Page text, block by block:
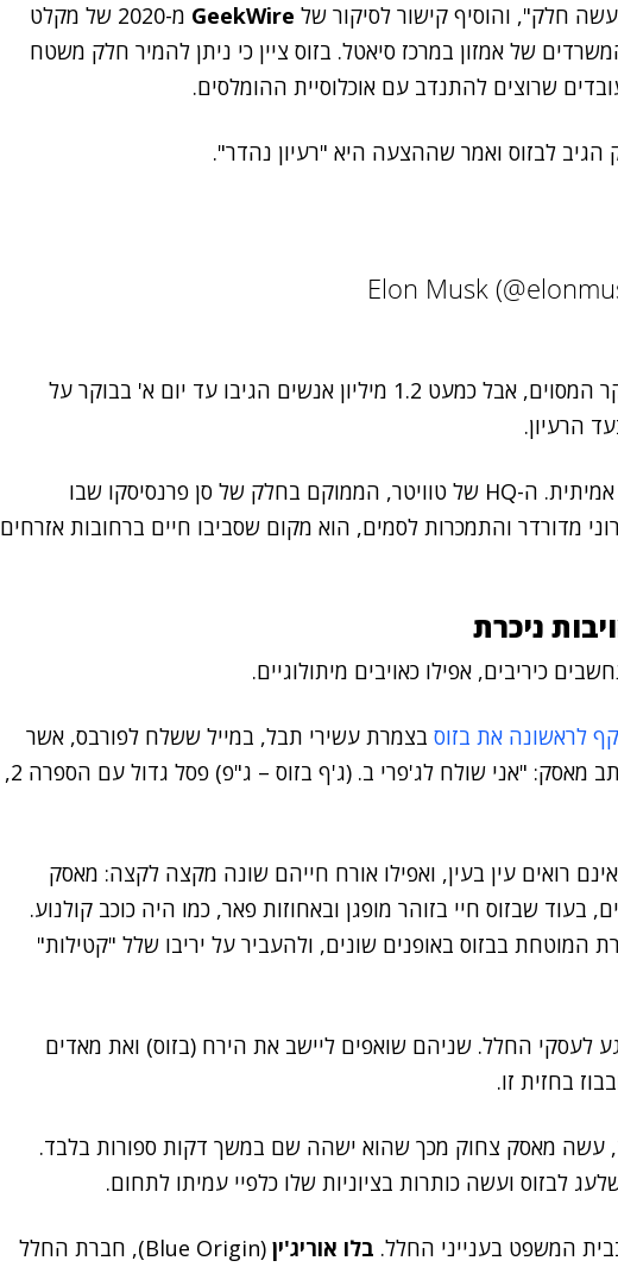
חלק", והוסיף קישור לסיקור של GeekWire
מ-2020 של מקלט
של אמזון במרכז סיאטל. בזוס ציין כי ניתן להמיר חלק משטח
שרוצים להתנדב עם אוכלוסיית ההומלסים.
הגיב לבזוס ואמר שההצעה היא "רעיון נהדר".
לא ברור אם מאסק היה רציני בסקר המסוים, אבל כמעט 1.2 מיליון אנשים הגיבו עד יום א' בבוקר על
בעיית ההומלסים באזור המטה – אמיתית. ה-HQ של ​​טוויטר, הממוקם בחלק של סן פרנסיסקו שבו
מדורדר והתמכרות לסמים, הוא מקום שסביבו חיים ברחובות אזרחים
ניכרת
כיריבים, אפילו כאויבים מיתולוגיים.
לראשונה את בזוס בצמרת עשירי תבל, במייל ששלח לפורבס, אשר
מפרסמת את רשימת העשירים, כתב מאסק: "אני שולח לג'פרי ב. (ג'ף בזוס – ג"פ) פסל גדול עם הספרה 2,
רואים עין בעין, ואפילו אורח חייהם שונה מקצה לקצה: מאסק
בעוד שבזוס חיי בזוהר מופגן ובאחוזות פאר, כמו היה כוכב קולנוע.
המוטחת בבזוס באופנים שונים, ולהעביר על יריבו שלל "קטילות"
לעסקי החלל. שניהם שואפים ליישב את הירח (בזוס) ואת מאדים
בחזית זו.
עשה מאסק צחוק מכך שהוא ישהה שם במשך דקות ספורות בלבד.
לבזוס ועשה כותרות בציוניות שלו כלפיי עמיתו לתחום.
המשפט בענייני החלל. בלו אוריג'ין
(Blue Origin), חברת החלל